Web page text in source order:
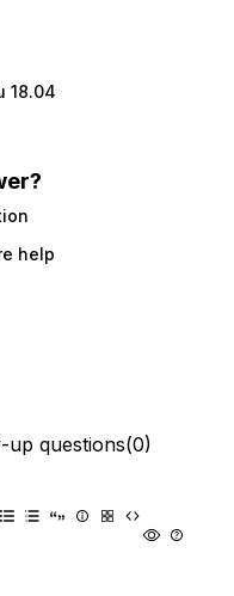
18.04
help
up questions(0)